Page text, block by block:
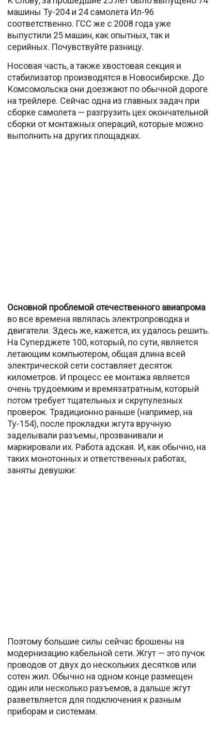
машины Ту-204 и 24 самолета Ил-96
соответственно. ГСС же с 2008 года уже
выпустили 25 машин, как опытных, так и
серийных. Почувствуйте разницу.
Носовая часть, а также хвостовая секция и
стабилизатор производятся в Новосибирске. До
Комсомольска они доезжают по обычной дороге
на трейлере. Сейчас одна из главных задач при
сборке самолета — разгрузить цех окончательной
сборки от монтажных операций, которые можно
выполнить на других площадках.
Основной проблемой отечественного авиапрома
во все времена являлась электропроводка и
двигатели. Здесь же, кажется, их удалось решить.
На Суперджете 100, который, по сути, является
летающим компьютером, общая длина всей
электрической сети составляет десяток
километров. И процесс ее монтажа является
очень трудоемким и времязатратным, который
потом требует тщательных и скрупулезных
проверок. Традиционно раньше (например, на
Ту-154), после прокладки жгута вручную
заделывали разъемы, прозванивали и
маркировали их. Работа адская. И, как обычно, на
таких монотонных и ответственных работах,
заняты девушки:
Поэтому большие силы сейчас брошены на
модернизацию кабельной сети. Жгут — это пучок
проводов от двух до нескольких десятков или
сотен жил. Обычно на одном конце размещен
один или несколько разъемов, а дальше жгут
разветвляется для подключения к разным
приборам и системам.